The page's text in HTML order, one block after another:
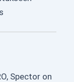
Spector on